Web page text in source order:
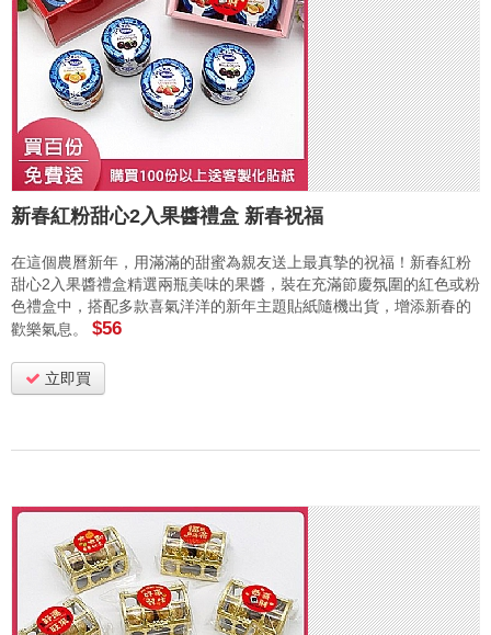
新春紅粉甜心2入果醬禮盒 新春祝福
在這個農曆新年，用滿滿的甜蜜為親友送上最真摯的祝福！新春紅粉
甜心2入果醬禮盒精選兩瓶美味的果醬，裝在充滿節慶氛圍的紅色或粉
色禮盒中，搭配多款喜氣洋洋的新年主題貼紙隨機出貨，增添新春的
歡樂氣息。 $56
立即買